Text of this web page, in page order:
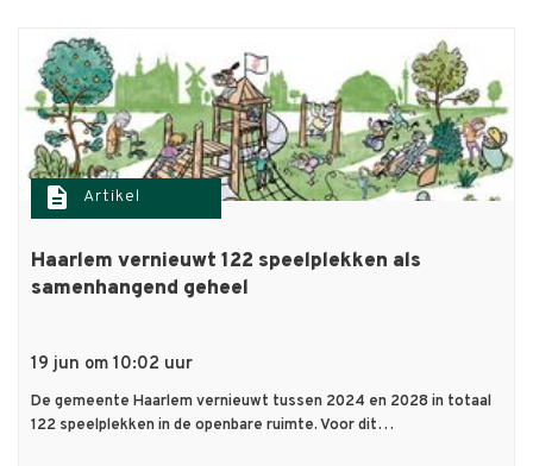
description Artikel
Haarlem vernieuwt 122 speelplekken als
samenhangend geheel
19 jun om 10:02 uur
De gemeente Haarlem vernieuwt tussen 2024 en 2028 in totaal
122 speelplekken in de openbare ruimte. Voor dit…